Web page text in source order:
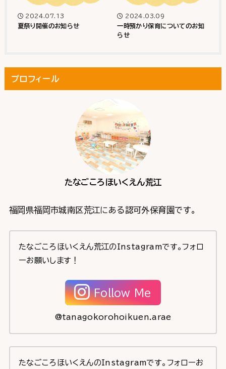
2024.07.13
夏祭り開催のお知らせ
2024.03.09
一時預かり保育についてのお知
らせ
プロフィール
たなごころほいくえん荒江
福岡県福岡市城南区荒江にある認可外保育園です。
たなごころほいくえん荒江のInstagramです。フォロ
ーお願いします！
Follow Me
@tanagokorohoikuen.arae
たなごころほいくえんのInstagramです。フォローお